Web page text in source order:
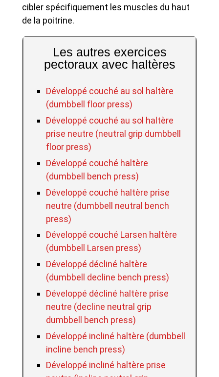
cibler spécifiquement les muscles du haut
de la poitrine.
Les autres exercices
pectoraux avec haltères
Développé couché au sol haltère
(dumbbell floor press)
Développé couché au sol haltère
prise neutre (neutral grip dumbbell
floor press)
Développé couché haltère
(dumbbell bench press)
Développé couché haltère prise
neutre (dumbbell neutral bench
press)
Développé couché Larsen haltère
(dumbbell Larsen press)
Développé décliné haltère
(dumbbell decline bench press)
Développé décliné haltère prise
neutre (decline neutral grip
dumbbell bench press)
Développé incliné haltère (dumbbell
incline bench press)
Développé incliné haltère prise